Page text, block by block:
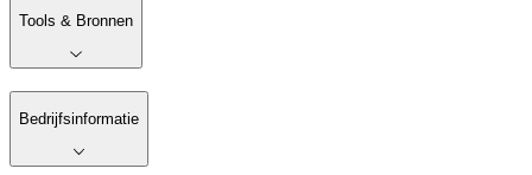
Tools & Bronnen
Bedrijfsinformatie